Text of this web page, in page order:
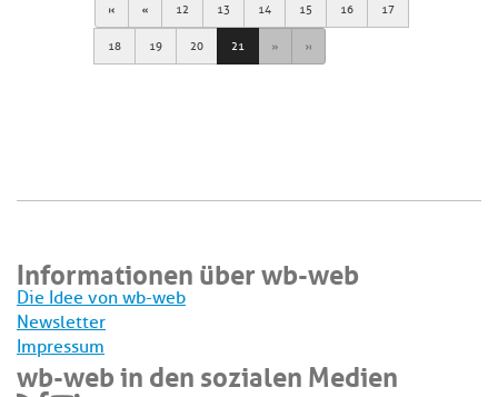
First Previous
12 13 14 15 16 17
18 19 20 21 Next Last
Informationen über wb-web
Die Idee von wb-web
Newsletter
Impressum
wb-web in den sozialen Medien